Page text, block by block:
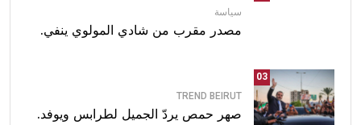
سياسة
مصدر مقرب من شادي المولوي ينفي.
03
TREND BEIRUT
صهر حمص يردّ الجميل لطرابس ويوفد.